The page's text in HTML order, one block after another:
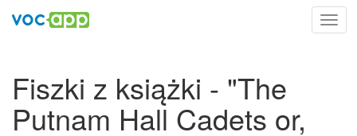
Fiszki z książki - "The
Putnam Hall Cadets or,